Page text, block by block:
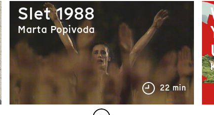
Slet 1988
Marta Popivoda
22 min